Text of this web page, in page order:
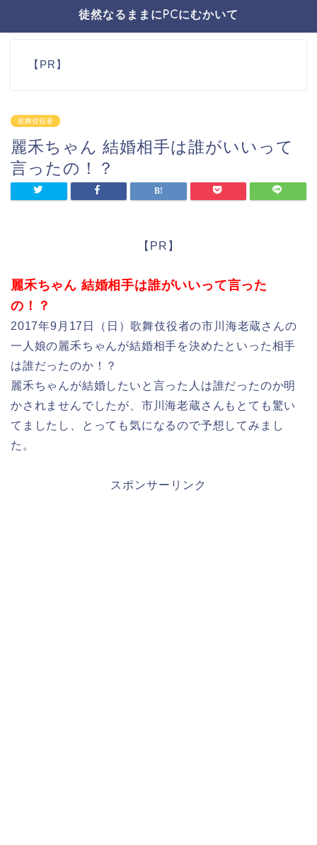
徒然なるままにPCにむかいて
【PR】
歌舞伎役者
麗禾ちゃん 結婚相手は誰がいいって
言ったの！？
【PR】
麗禾ちゃん 結婚相手は誰がいいって言った
の！？
2017年9月17日（日）歌舞伎役者の市川海老蔵さんの
一人娘の麗禾ちゃんが結婚相手を決めたといった相手
は誰だったのか！？
麗禾ちゃんが結婚したいと言った人は誰だったのか明
かされませんでしたが、市川海老蔵さんもとても驚い
てましたし、とっても気になるので予想してみまし
た。
スポンサーリンク